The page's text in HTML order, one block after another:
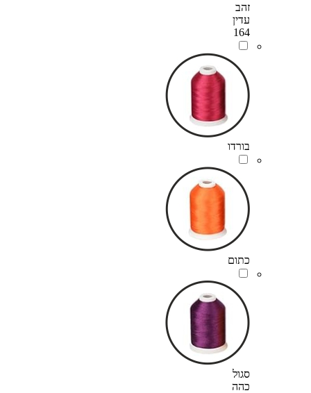
זהב
עדין
164
בורדו
כתום
סגול
כהה